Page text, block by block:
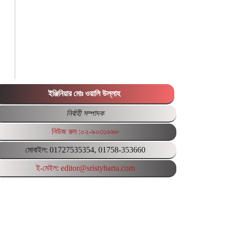
ইঞ্জিনিয়ার মোঃ ওয়ালি উল্লাহ
নির্বাহী সম্পাদক
নিউজ রুম :০২-৯০৩১৬৯৮
মোবাইল: 01727535354, 01758-353660
ই-মেইল: editor@sristybarta.com